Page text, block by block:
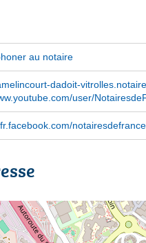
au notaire
dadoit-
user/
notairesdefrance